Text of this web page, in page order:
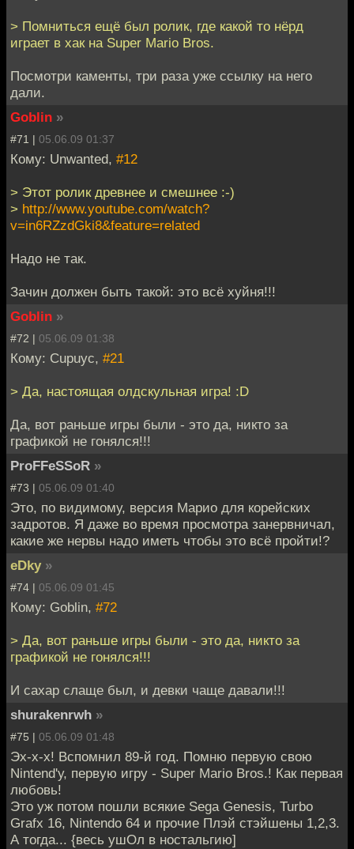
> Помниться ещё был ролик, где какой то нёрд
играет в хак на Super Mario Bros.
Посмотри каменты, три раза уже ссылку на него
дали.
Goblin »
#71 | 05.06.09 01:37
Кому: Unwanted, #12
> Этот ролик древнее и смешнее :-)
> http://www.youtube.com/watch?
v=in6RZzdGki8&feature=related
Надо не так.
Зачин должен быть такой: это всё хуйня!!!
Goblin »
#72 | 05.06.09 01:38
Кому: Cupuyc, #21
> Да, настоящая олдскульная игра! :D
Да, вот раньше игры были - это да, никто за
графикой не гонялся!!!
ProFFeSSoR »
#73 | 05.06.09 01:40
Это, по видимому, версия Марио для корейских
задротов. Я даже во время просмотра занервничал,
какие же нервы надо иметь чтобы это всё пройти!?
eDky »
#74 | 05.06.09 01:45
Кому: Goblin, #72
> Да, вот раньше игры были - это да, никто за
графикой не гонялся!!!
И сахар слаще был, и девки чаще давали!!!
shurakenrwh »
#75 | 05.06.09 01:48
Эх-х-х! Вспомнил 89-й год. Помню первую свою
Nintend'у, первую игру - Super Mario Bros.! Как первая
любовь!
Это уж потом пошли всякие Sega Genesis, Turbo
Grafx 16, Nintendo 64 и прочие Плэй стэйшены 1,2,3.
А тогда... {весь ушОл в ностальгию]